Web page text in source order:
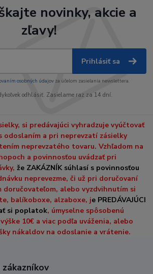
novinky, akcie a
zľavy!
Prihlásiť sa
osobných údajov za účelom zasielania newslettera.
odhlásiť. Zasielame raz za 14 dní.
si predávajúci vyhradzuje vyúčtovať
odoslaním a pri neprevzatí zásielky
neprevzatého tovaru. Vzhľadom na
a povinnosťou uvádzať pri
že ZAKÁZNÍK súhlasí s povinnosťou
neprevezme, či už pri doručovaní
doručovateľom, alebo vyzdvihnutím si
balíkoboxe, alzaboxe, je PREDÁVAJÚCI
si poplatok, úmyselne spôsobenú
10€ a viac podľa uváženia, alebo
nákaldov na odoslanie a vrátenie.